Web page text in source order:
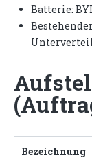
Batterie:
Bezeichnung